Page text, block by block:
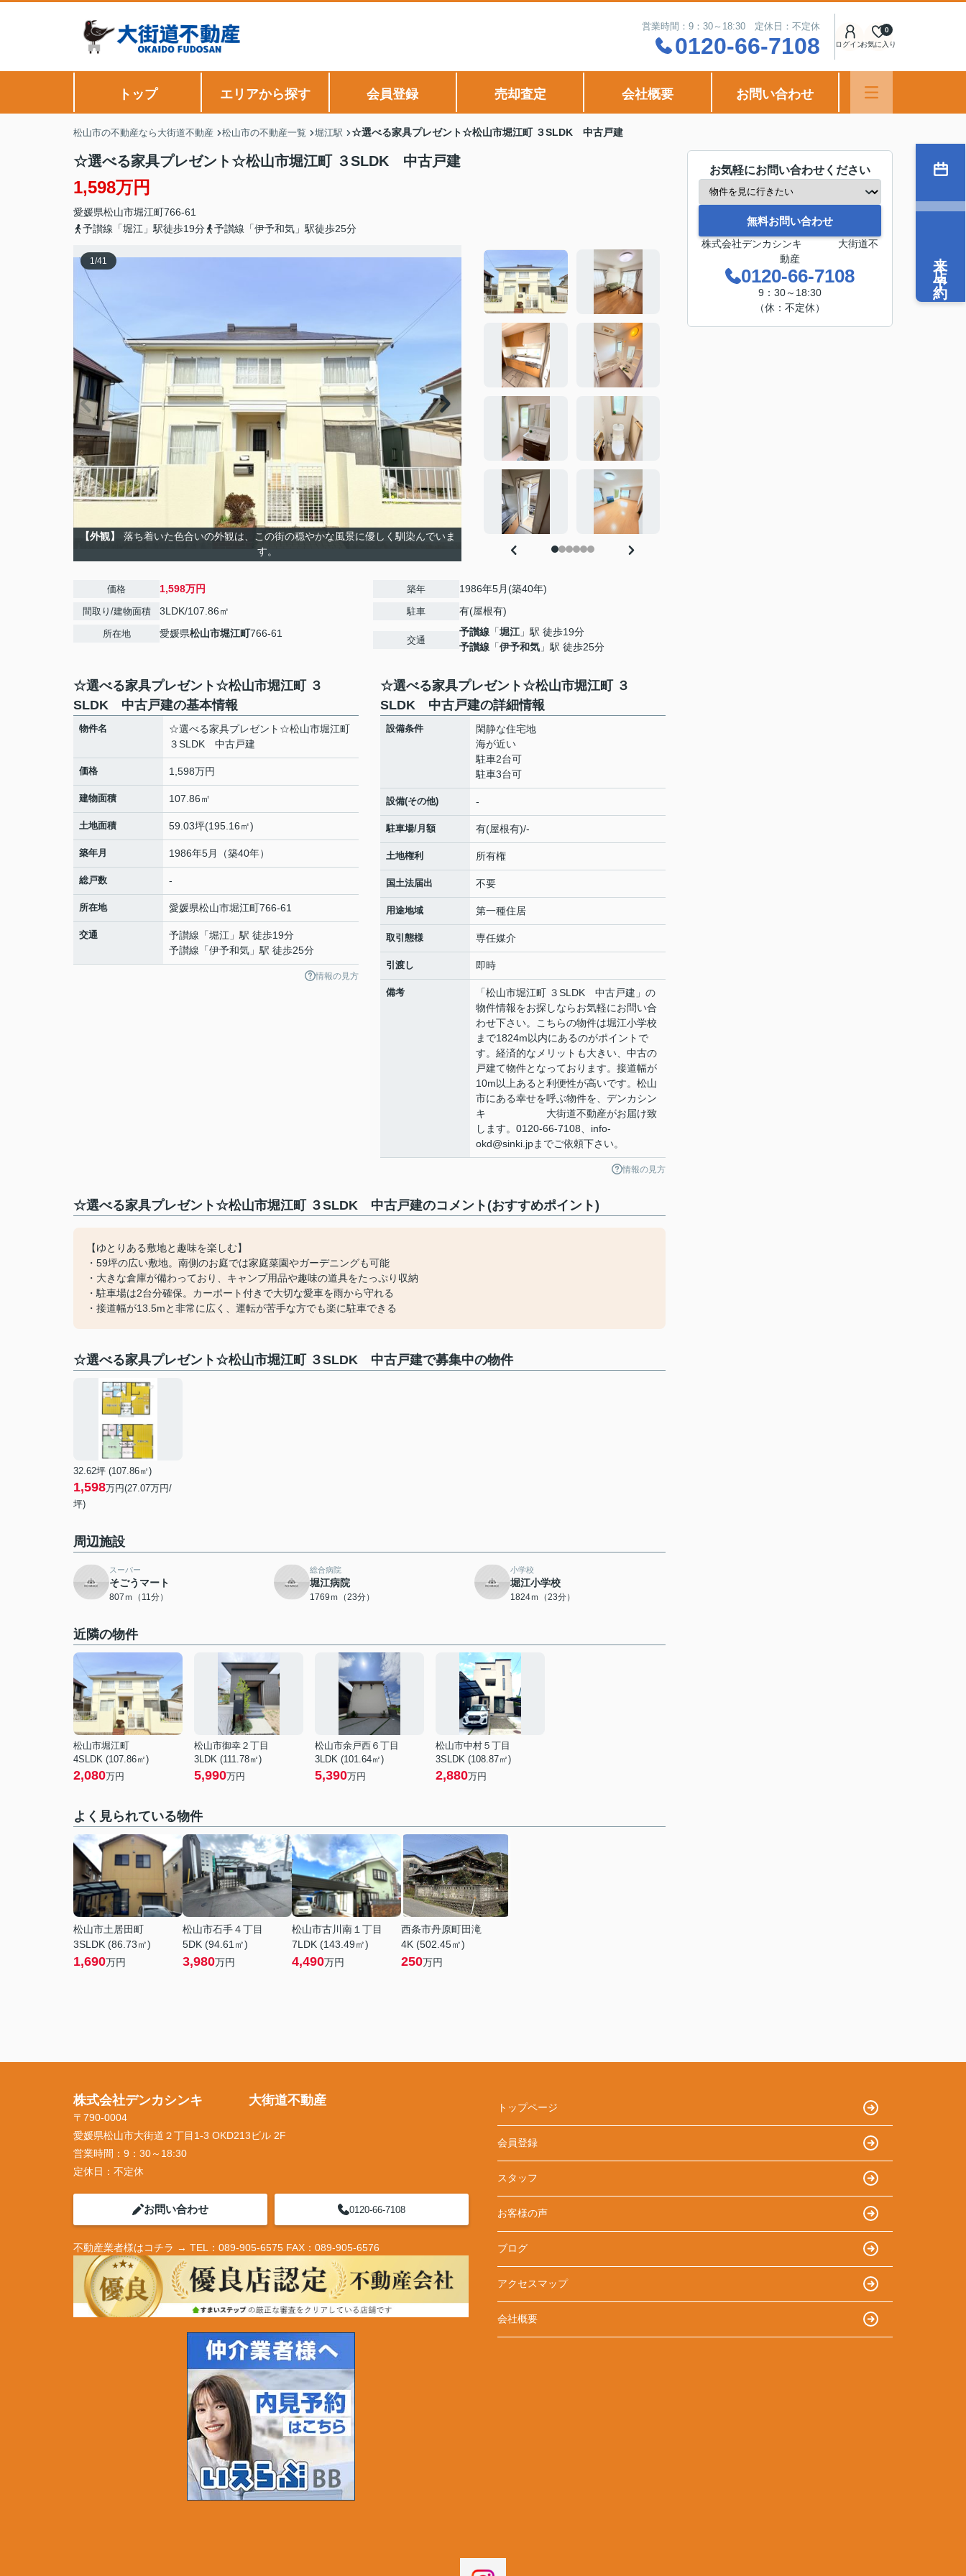
営業時間：9：30～18:30 定休日：不定休
0120-66-7108 ログインお気に入り
0
トップ エリアから探す 会員登録 売却査定 会社概要 お問い合わせ
松山市の不動産なら大街道不動産 松山市の不動産一覧 堀江駅 ☆選べる家具プレゼント☆松山市堀江町 ３SLDK 中古戸建
☆選べる家具プレゼント☆松山市堀江町 ３SLDK 中古戸建
1,598万円
愛媛県松山市堀江町766-61
予讃線「堀江」駅徒歩19分
予讃線「伊予和気」駅徒歩25分
1/41
【外観】
落ち着いた色合いの外観は、この街の穏やかな風景に優しく馴染んでいま
す。
価格 1,598万円
間取り/建物面積 3LDK/107.86㎡
所在地 愛媛県松山市堀江町766-61
築年 1986年5月(築40年)
駐車 有(屋根有)
交通
予讃線 「堀江 」駅 徒歩19分
予讃線 「伊予和気 」駅 徒歩25分
☆選べる家具プレゼント☆松山市堀江町 ３
SLDK 中古戸建の基本情報
物件名
☆選べる家具プレゼント☆松山市堀江町
３SLDK 中古戸建
価格 1,598万円
建物面積 107.86㎡
土地面積 59.03坪(195.16㎡)
築年月 1986年5月（築40年）
総戸数 -
所在地 愛媛県松山市堀江町766-61
交通 予讃線 「堀江 」駅 徒歩19分
予讃線 「伊予和気 」駅 徒歩25分
情報の見方
☆選べる家具プレゼント☆松山市堀江町 ３
SLDK 中古戸建の詳細情報
設備条件
閑静な住宅地
海が近い
駐車2台可
駐車3台可
設備(その他) -
駐車場/月額 有(屋根有)/-
土地権利 所有権
国土法届出 不要
用途地域 第一種住居
取引態様 専任媒介
引渡し 即時
備考
「松山市堀江町 ３SLDK 中古戸建」の
物件情報をお探しならお気軽にお問い合
わせ下さい。こちらの物件は堀江小学校
まで1824m以内にあるのがポイントで
す。経済的なメリットも大きい、中古の
戸建て物件となっております。接道幅が
10m以上あると利便性が高いです。松山
市にある幸せを呼ぶ物件を、デンカシン
キ 大街道不動産がお届け致
します。0120-66-7108、info-
okd@sinki.jpまでご依頼下さい。
情報の見方
☆選べる家具プレゼント☆松山市堀江町 ３SLDK 中古戸建のコメント(おすすめポイント)
【ゆとりある敷地と趣味を楽しむ】
・59坪の広い敷地。南側のお庭では家庭菜園やガーデニングも可能
・大きな倉庫が備わっており、キャンプ用品や趣味の道具をたっぷり収納
・駐車場は2台分確保。カーポート付きで大切な愛車を雨から守れる
・接道幅が13.5mと非常に広く、運転が苦手な方でも楽に駐車できる
☆選べる家具プレゼント☆松山市堀江町 ３SLDK 中古戸建で募集中の物件
32.62坪 (107.86㎡)
1,598万円(27.07万円/
坪)
周辺施設
スーパー
そごうマート
807ｍ（11分）
総合病院
堀江病院
1769ｍ（23分）
小学校
堀江小学校
1824ｍ（23分）
近隣の物件
松山市堀江町
4SLDK (107.86㎡)
2,080万円
松山市御幸２丁目
3LDK (111.78㎡)
5,990万円
松山市余戸西６丁目
3LDK (101.64㎡)
5,390万円
松山市中村５丁目
3SLDK (108.87㎡)
2,880万円
よく見られている物件
松山市土居田町
3SLDK (86.73㎡)
1,690万円
松山市石手４丁目
5DK (94.61㎡)
3,980万円
松山市古川南１丁目
7LDK (143.49㎡)
4,490万円
西条市丹原町田滝
4K (502.45㎡)
250万円
お気軽にお問い合わせください
無料お問い合わせ
株式会社デンカシンキ 大街道不
動産
0120-66-7108
9：30～18:30
（休：不定休）
来店予約
株式会社デンカシンキ 大街道不動産
〒790-0004
愛媛県松山市大街道２丁目1-3 OKD213ビル 2F
営業時間： 9：30～18:30
定休日： 不定休
お問い合わせ 0120-66-7108
不動産業者様はコチラ → TEL：089-905-6575 FAX：089-905-6576
トップページ
会員登録
スタッフ
お客様の声
ブログ
アクセスマップ
会社概要